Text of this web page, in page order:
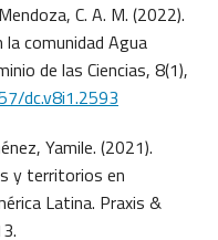
C. A. M. (2022).
comunidad Agua
de las Ciencias, 8(1),
dc.v8i1.2593
Yamile. (2021).
y territorios en
Latina. Praxis &